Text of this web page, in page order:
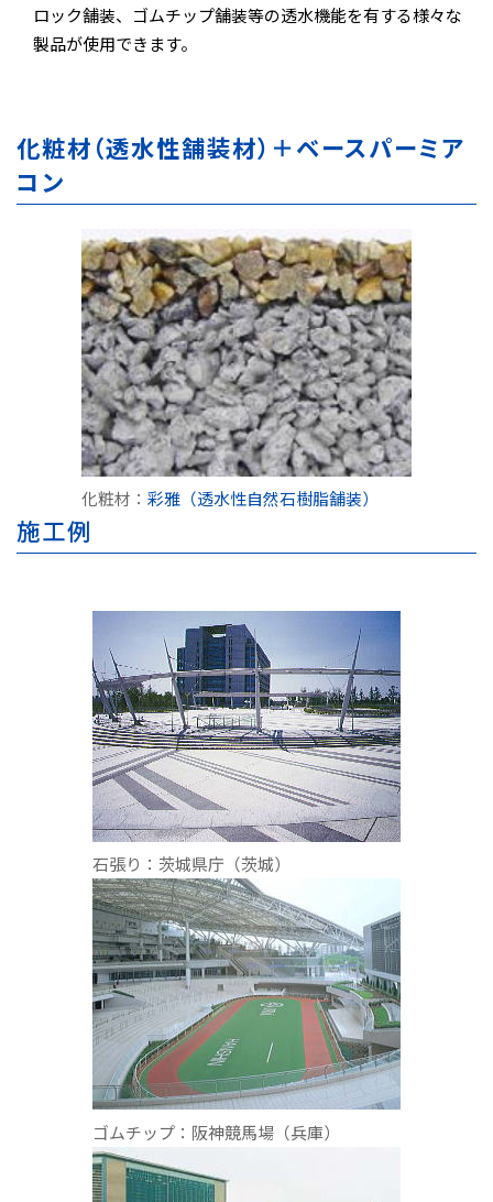
ロック舗装、ゴムチップ舗装等の透水機能を有する様々な
製品が使用できます。
化粧材（透水性舗装材）＋ベースパーミア
コン
化粧材： 彩雅（透水性自然石樹脂舗装）
施工例
石張り：茨城県庁（茨城）
ゴムチップ：阪神競馬場（兵庫）